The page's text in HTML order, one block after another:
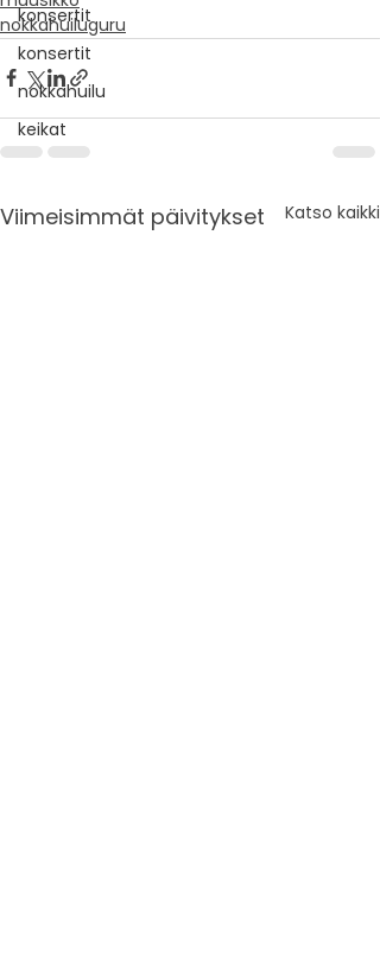
konsertit
konsertit
nokkahuilu
keikat
nokkahuiluguru
Viimeisimmät päivitykset Katso kaikki